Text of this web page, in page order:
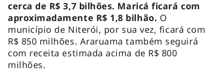
cerca de R$ 3,7 bilhões. Maricá ficará com
aproximadamente R$ 1,8 bilhão. O
município de Niterói, por sua vez, ficará com
R$ 850 milhões. Araruama também seguirá
com receita estimada acima de R$ 800
milhões.